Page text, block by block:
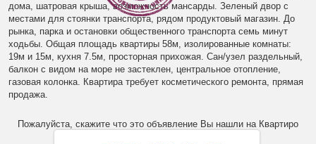
дома, шатровая крыша, возможность мансарды. Зеленый двор с
местами для стоянки транспорта, рядом продуктовый магазин. До
рынка, парка и остановки общественного транспорта семь минут
ходьбы. Общая площадь квартиры 58м, изолированные комнаты:
19м и 15м, кухня 7.5м, просторная прихожая. Сан/узел раздельный,
балкон с видом на море не застеклен, центральное отопление,
газовая колонка. Квартира требует косметического ремонта, прямая
продажа.
Пожалуйста, скажите что это объявление Вы нашли на Квартиро